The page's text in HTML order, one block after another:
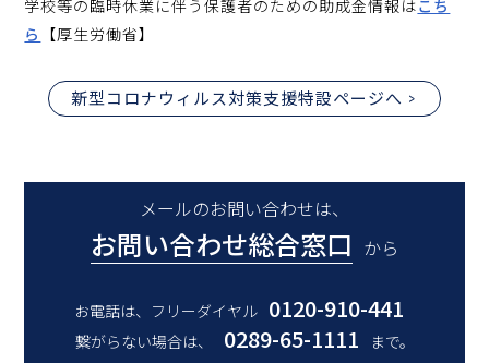
学校等の臨時休業に伴う保護者のための助成金情報はこち
ら 【厚生労働省】
新型コロナウィルス対策支援特設ページへ
メールのお問い合わせは、
お問い合わせ総合窓口 から
お電話は、フリーダイヤル 0120-910-441
繋がらない場合は、 0289-65-1111
まで。